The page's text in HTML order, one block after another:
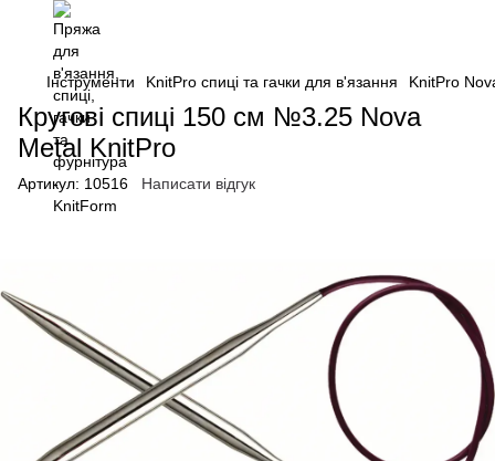
Інструменти KnitPro спиці та гачки для в'язання KnitPro
Кругові спиці 150 см №3.25 Nova
Metal KnitPro
Артикул: 10516 Написати відгук